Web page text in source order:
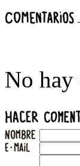
No hay